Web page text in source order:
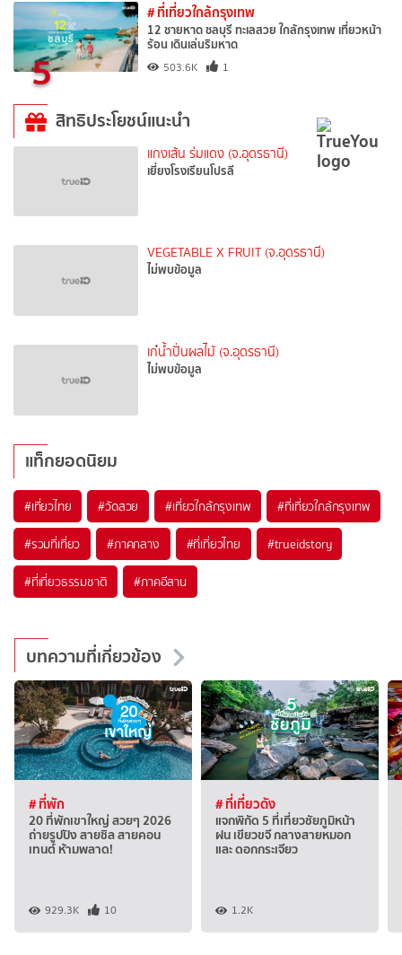
5
# ที่เที่ยวใกล้กรุงเทพ
12 ชายหาด ชลบุรี ทะเลสวย ใกล้กรุงเทพ เที่ยวหน้า
ร้อน เดินเล่นริมหาด
503.6K 1
สิทธิประโยชน์แนะนำ
แกงเส้น ร่มแดง (จ.อุดรธานี)
เยี่ยงโรงเรียนโปรลี
VEGETABLE X FRUIT (จ.อุดรธานี)
ไม่พบข้อมูล
เก๋น้ำปั่นผลไม้ (จ.อุดรธานี)
ไม่พบข้อมูล
แท็กยอดนิยม
#เที่ยวไทย #วัดสวย #เที่ยวใกล้กรุงเทพ #ที่เที่ยวใกล้กรุงเทพ
#รวมที่เที่ยว #ภาคกลาง #ที่เที่ยวไทย #trueidstory
#ที่เที่ยวธรรมชาติ #ภาคอีสาน
บทความที่เกี่ยวข้อง
# ที่พัก
20 ที่พักเขาใหญ่ สวยๆ 2026
ถ่ายรูปปัง สายชิล สายคอน
เทนต์ ห้ามพลาด!
929.3K 10
# ที่เที่ยวดัง
แจกพิกัด 5 ที่เที่ยวชัยภูมิหน้า
ฝน เขียวขจี กลางสายหมอก
และ ดอกกระเจียว
1.2K